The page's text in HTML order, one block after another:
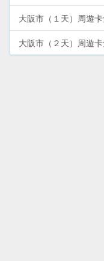
大阪市（１天）周遊
大阪市（２天）周遊